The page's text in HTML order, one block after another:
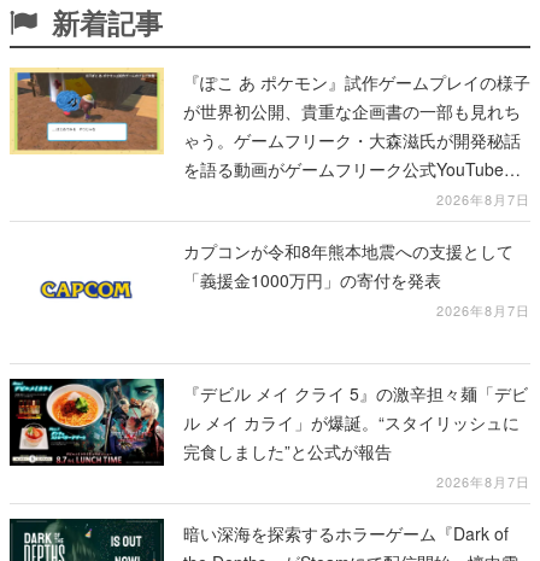
新着記事
『ぽこ あ ポケモン』試作ゲームプレイの様子
が世界初公開、貴重な企画書の一部も見れち
ゃう。ゲームフリーク・大森滋氏が開発秘話
を語る動画がゲームフリーク公式YouTubeで
2026年8月7日
カプコンが令和8年熊本地震への支援として
「義援金1000万円」の寄付を発表
2026年8月7日
『デビル メイ クライ 5』の激辛担々麺「デビ
ル メイ カライ」が爆誕。“スタイリッシュに
完食しました”と公式が報告
2026年8月7日
暗い深海を探索するホラーゲーム『Dark of